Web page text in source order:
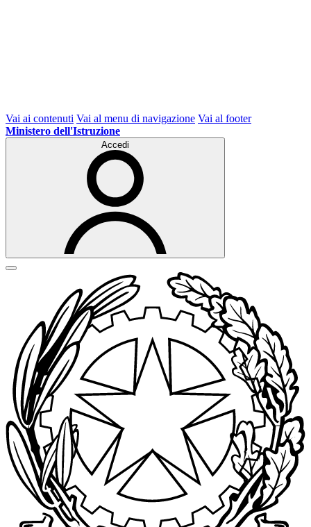
Vai ai contenuti Vai al menu di navigazione Vai al footer
Ministero dell'Istruzione
Accedi